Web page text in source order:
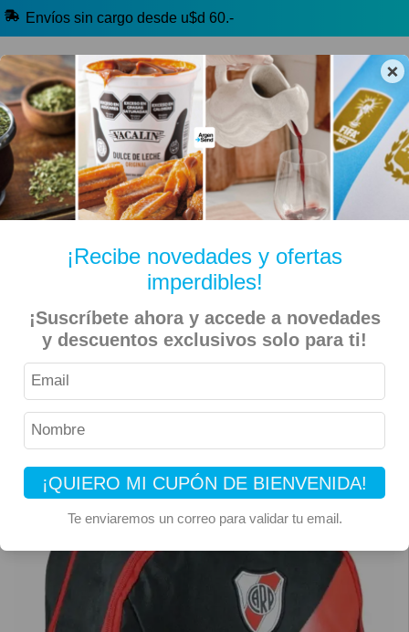
×
¡Recibe novedades y ofertas
imperdibles!
¡Suscríbete ahora y accede a novedades
y descuentos exclusivos solo para ti!
¡QUIERO MI CUPÓN DE BIENVENIDA!
Te enviaremos un correo para validar tu email.
Envíos sin cargo desde u$d 60.-
🔥 Alfajores y Golosinas
🧉 Clásicos argentinos 🏷️ Todas las categorías
Inicio Indumentaria y Más Accesorios
River Plate – Mochila de 175″ Licencia Oficial